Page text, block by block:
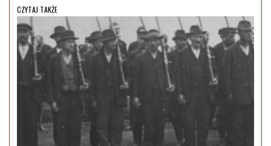
CZYTAJ TAKŻE